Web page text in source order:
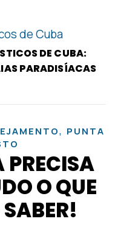
DE CUBA:
PARADISÍACAS
, PUNTA
O QUE